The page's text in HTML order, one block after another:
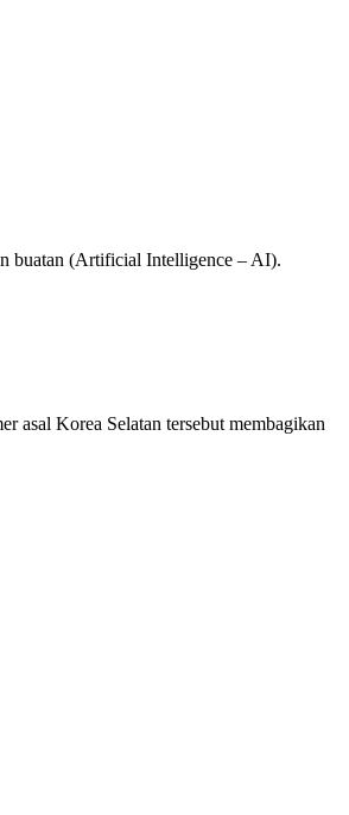
buatan (Artificial Intelligence – AI).
Korea Selatan tersebut membagikan